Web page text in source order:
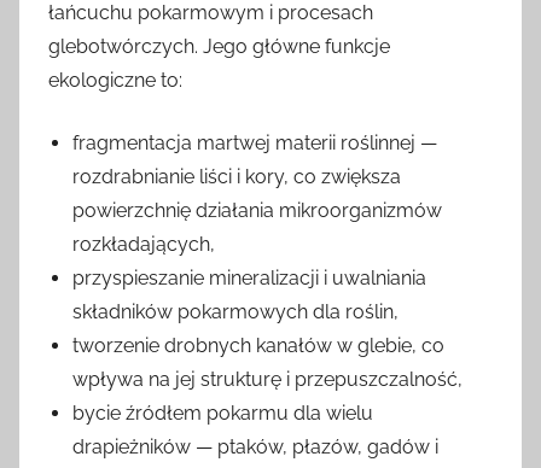
łańcuchu pokarmowym i procesach
glebotwórczych. Jego główne funkcje
ekologiczne to:
fragmentacja martwej materii roślinnej —
rozdrabnianie liści i kory, co zwiększa
powierzchnię działania mikroorganizmów
rozkładających,
przyspieszanie mineralizacji i uwalniania
składników pokarmowych dla roślin,
tworzenie drobnych kanałów w glebie, co
wpływa na jej strukturę i przepuszczalność,
bycie źródłem pokarmu dla wielu
drapieżników — ptaków, płazów, gadów i